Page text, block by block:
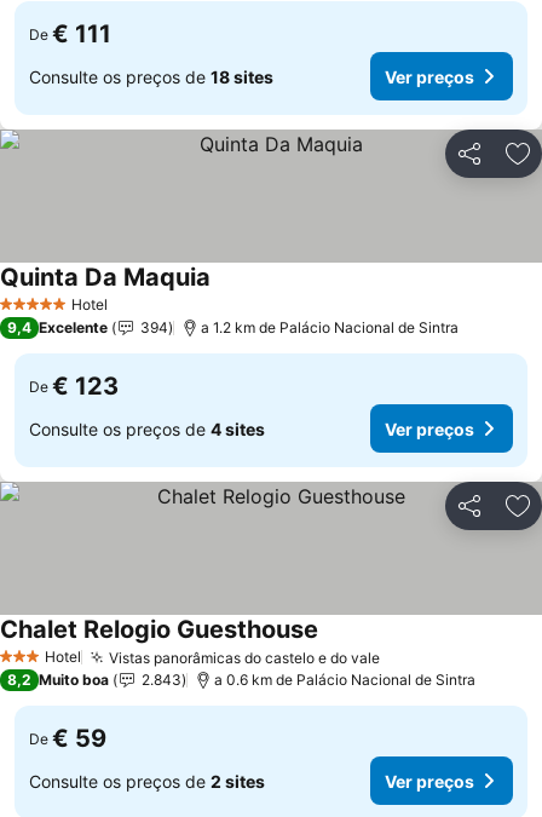
De € 111
Consulte os preços de 18 sites Ver preços
Partilhar
5 Estrelas Hotel
Quinta Da Maquia
9,4 Excelente 394 a 1.2 km de Palácio Nacional de Sintra
De € 123
Consulte os preços de 4 sites Ver preços
Partilhar
3 EstrelasHotel Vistas panorâmicas do castelo e do vale
Chalet Relogio Guesthouse
8,2 Muito boa 2.843 a 0.6 km de Palácio Nacional de Sintra
De € 59
Consulte os preços de 2 sites Ver preços